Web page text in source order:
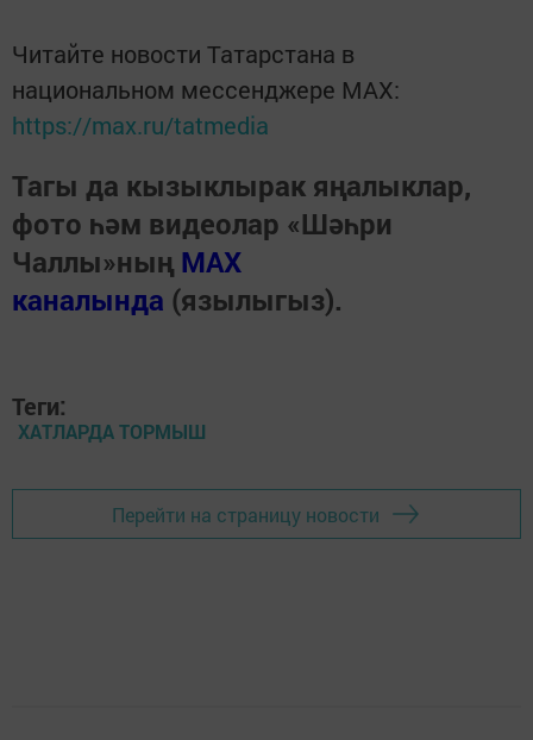
Читайте новости Татарстана в
национальном мессенджере MАХ:
https://max.ru/tatmedia
Тагы да кызыклырак яңалыклар,
фото һәм видеолар «Шәһри
Чаллы»ның MAX
каналында (язылыгыз).
Теги:
ХАТЛАРДА ТОРМЫШ
Перейти на страницу новости